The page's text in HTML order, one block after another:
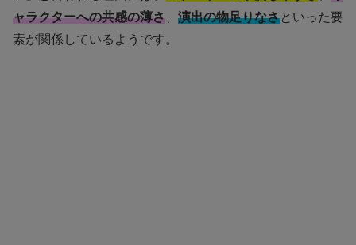
ャラクターへの共感の薄さ
演出の物足りなさといった要
素が関係しているようです。